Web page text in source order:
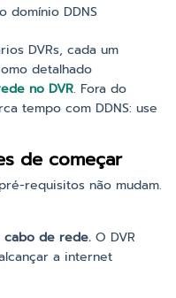
domínio DDNS
DVRs, cada um
detalhado
no DVR. Fora do
tempo com DDNS: use
de começar
requisitos não mudam.
cabo de rede. O DVR
a internet